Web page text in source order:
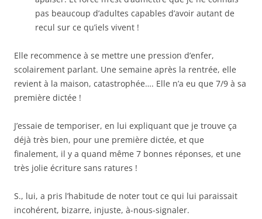
pas beaucoup d’adultes capables d’avoir autant de
recul sur ce qu’iels vivent !
Elle recommence à se mettre une pression d’enfer,
scolairement parlant. Une semaine après la rentrée, elle
revient à la maison, catastrophée…. Elle n’a eu que 7/9 à sa
première dictée !
J’essaie de temporiser, en lui expliquant que je trouve ça
déjà très bien, pour une première dictée, et que
finalement, il y a quand même 7 bonnes réponses, et une
très jolie écriture sans ratures !
S., lui, a pris l’habitude de noter tout ce qui lui paraissait
incohérent, bizarre, injuste, à-nous-signaler.